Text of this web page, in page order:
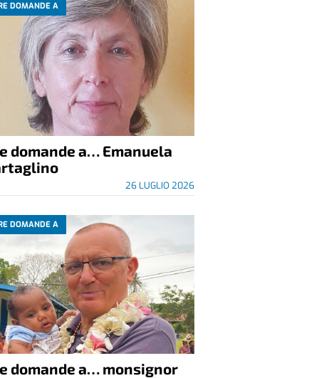
DOMANDE A
domande a… Emanuela
26 LUGLIO 2026
DOMANDE A
domande a… monsignor